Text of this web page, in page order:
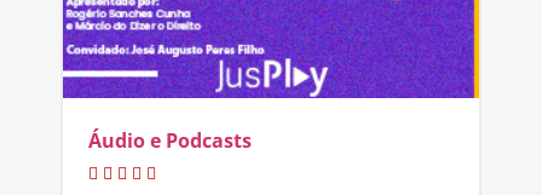
Áudio e Podcasts